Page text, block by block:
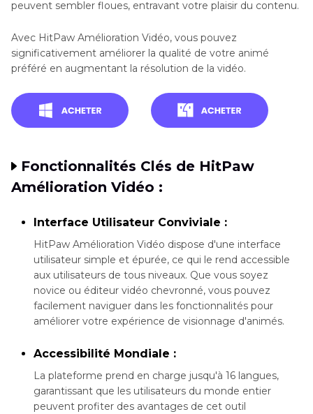
peuvent sembler floues, entravant votre plaisir du contenu.
Avec HitPaw Amélioration Vidéo, vous pouvez
significativement améliorer la qualité de votre animé
préféré en augmentant la résolution de la vidéo.
Fonctionnalités Clés de HitPaw
Amélioration Vidéo :
Interface Utilisateur Conviviale :
HitPaw Amélioration Vidéo dispose d'une interface
utilisateur simple et épurée, ce qui le rend accessible
aux utilisateurs de tous niveaux. Que vous soyez
novice ou éditeur vidéo chevronné, vous pouvez
facilement naviguer dans les fonctionnalités pour
améliorer votre expérience de visionnage d'animés.
Accessibilité Mondiale :
La plateforme prend en charge jusqu'à 16 langues,
garantissant que les utilisateurs du monde entier
peuvent profiter des avantages de cet outil